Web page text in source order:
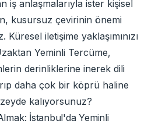
iş anlaşmalarıyla ister kişisel
kusursuz çevirinin önemi
iletişime yaklaşımınızı
Yeminli Tercüme,
derinliklerine inerek dili
daha çok bir köprü haline
kalıyorsunuz?
İstanbul'da Yeminli